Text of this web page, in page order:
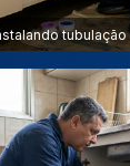
tubulação